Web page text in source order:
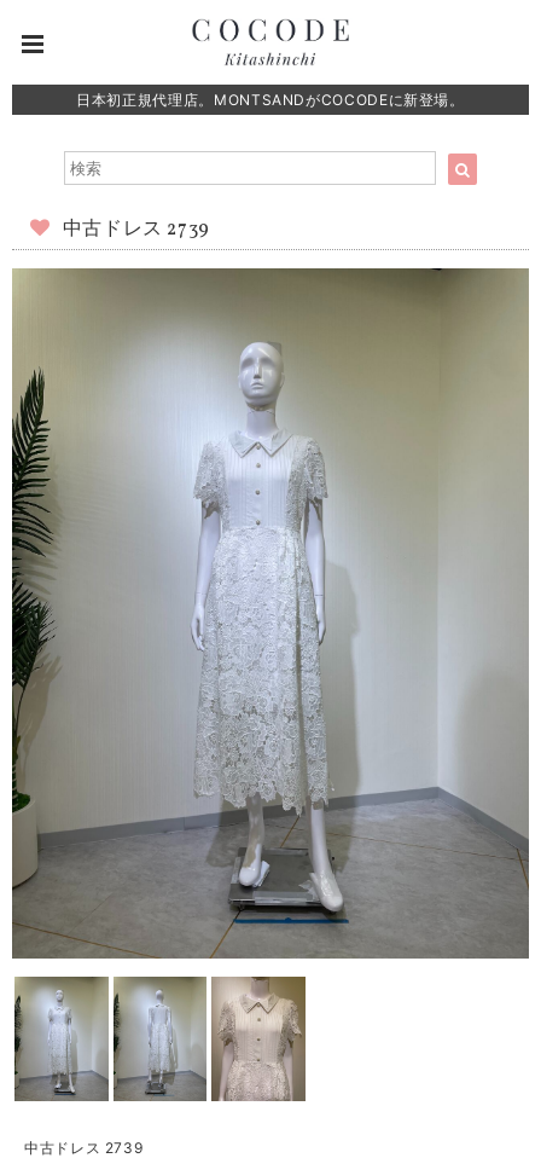
日本初正規代理店。MONTSANDがCOCODEに新登場。
中古ドレス 2739
中古ドレス 2739